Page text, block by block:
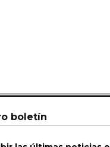
boletín